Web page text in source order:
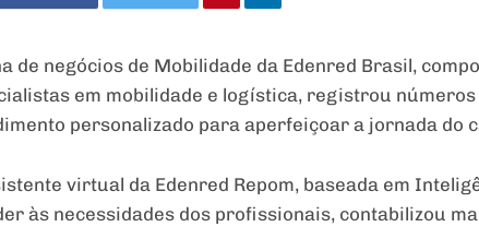
de negócios de Mobilidade da Edenred Brasil,
em mobilidade e logística, registrou
personalizado para aperfeiçoar a jornada do
virtual da Edenred Repom, baseada em
às necessidades dos profissionais, contabilizou